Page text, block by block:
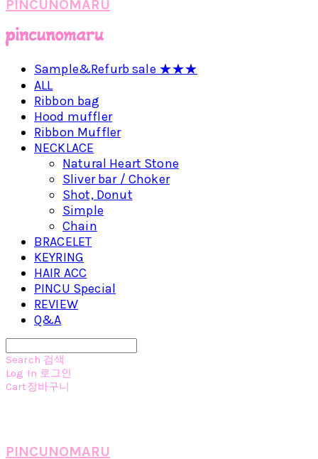
PINCUNOMARU
Sample&Refurb sale ★★★
ALL
Ribbon bag
Hood muffler
Ribbon Muffler
NECKLACE
Natural Heart Stone
Sliver bar / Choker
Shot, Donut
Simple
Chain
BRACELET
KEYRING
HAIR ACC
PINCU Special
REVIEW
Q&A
Search 검색
Log In 로그인
Cart장바구니
PINCUNOMARU